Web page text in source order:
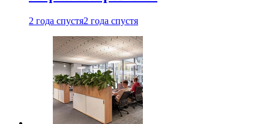
2 года спустя2 года спустя